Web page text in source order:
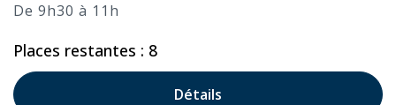
De 9h30 à 11h
Places restantes : 8
Détails